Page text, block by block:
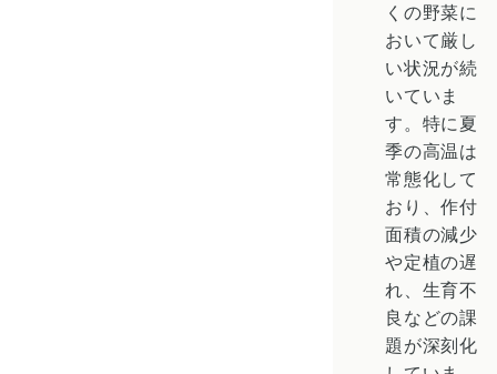
くの野菜に
おいて厳し
い状況が続
いていま
す。特に夏
季の高温は
常態化して
おり、作付
面積の減少
や定植の遅
れ、生育不
良などの課
題が深刻化